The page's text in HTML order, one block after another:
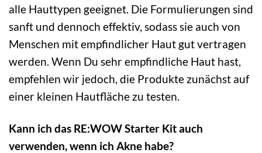
alle Hauttypen geeignet. Die Formulierungen sind
sanft und dennoch effektiv, sodass sie auch von
Menschen mit empfindlicher Haut gut vertragen
werden. Wenn Du sehr empfindliche Haut hast,
empfehlen wir jedoch, die Produkte zunächst auf
einer kleinen Hautfläche zu testen.
Kann ich das RE:WOW Starter Kit auch
verwenden, wenn ich Akne habe?